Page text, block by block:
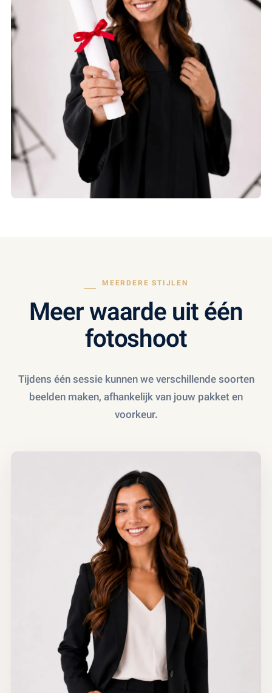
MEERDERE STIJLEN
Meer waarde uit één
fotoshoot
Tijdens één sessie kunnen we verschillende soorten
beelden maken, afhankelijk van jouw pakket en
voorkeur.